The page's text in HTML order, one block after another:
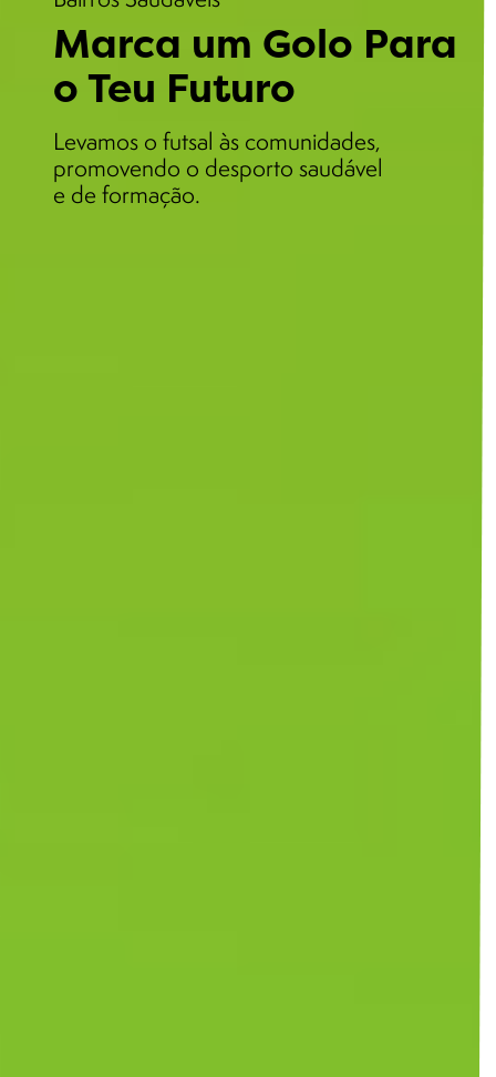
Marca um Golo Para
o Teu Futuro
Levamos o futsal às comunidades,
promovendo o desporto saudável
e de formação.